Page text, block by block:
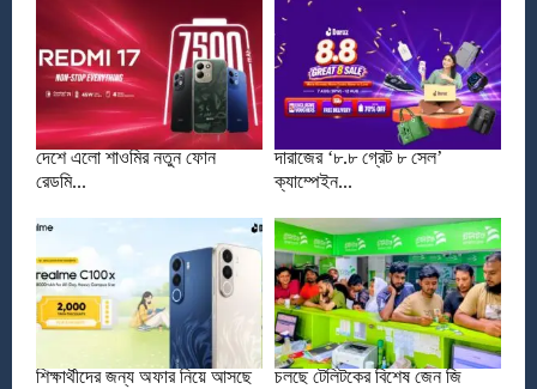
দেশে এলো শাওমির নতুন ফোন
রেডমি...
দারাজের ‘৮.৮ গ্রেট ৮ সেল’
ক্যাম্পেইন...
শিক্ষার্থীদের জন্য অফার নিয়ে আসছে
চলছে টেলিটকের বিশেষ জেন জি